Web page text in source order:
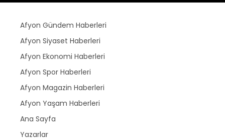
Afyon Gündem Haberleri
Afyon Siyaset Haberleri
Afyon Ekonomi Haberleri
Afyon Spor Haberleri
Afyon Magazin Haberleri
Afyon Yaşam Haberleri
Ana Sayfa
Yazarlar